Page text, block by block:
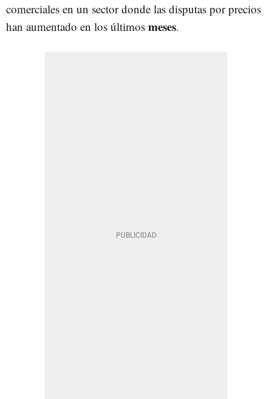
comerciales en un sector donde las disputas por precios
han aumentado en los últimos meses.